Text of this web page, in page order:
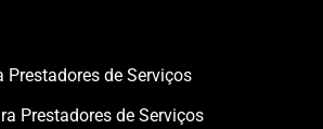
Prestadores de Serviços
Prestadores de Serviços